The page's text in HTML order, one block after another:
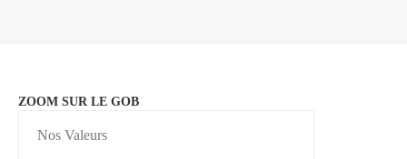
ZOOM SUR LE GOB
Nos Valeurs